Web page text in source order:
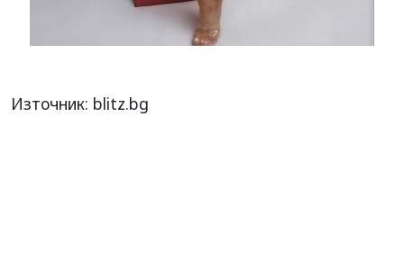
Източник: blitz.bg